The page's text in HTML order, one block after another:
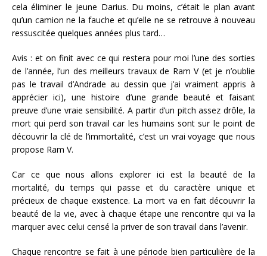
cela éliminer le jeune Darius. Du moins, c’était le plan avant
qu’un camion ne la fauche et qu’elle ne se retrouve à nouveau
ressuscitée quelques années plus tard…
Avis : et on finit avec ce qui restera pour moi l’une des sorties
de l’année, l’un des meilleurs travaux de Ram V (et je n’oublie
pas le travail d’Andrade au dessin que j’ai vraiment appris à
apprécier ici), une histoire d’une grande beauté et faisant
preuve d’une vraie sensibilité. A partir d’un pitch assez drôle, la
mort qui perd son travail car les humains sont sur le point de
découvrir la clé de l’immortalité, c’est un vrai voyage que nous
propose Ram V.
Car ce que nous allons explorer ici est la beauté de la
mortalité, du temps qui passe et du caractère unique et
précieux de chaque existence. La mort va en fait découvrir la
beauté de la vie, avec à chaque étape une rencontre qui va la
marquer avec celui censé la priver de son travail dans l’avenir.
Chaque rencontre se fait à une période bien particulière de la